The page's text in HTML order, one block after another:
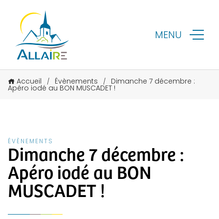
MENU
Accueil / Évènements / Dimanche 7 décembre :
Apéro iodé au BON MUSCADET !
ÉVÈNEMENTS
Dimanche 7 décembre :
Apéro iodé au BON
MUSCADET !